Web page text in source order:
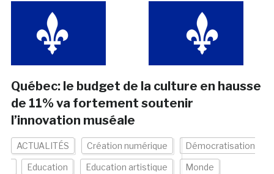
Québec: le budget de la culture en hausse
de 11% va fortement soutenir
l’innovation muséale
ACTUALITÉS Création numérique Démocratisation
Education Education artistique Monde